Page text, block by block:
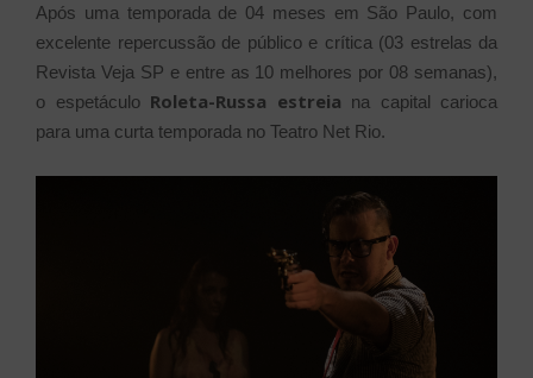
Após uma temporada de 04 meses em São Paulo, com
excelente repercussão de público e crítica (03 estrelas da
Revista Veja SP e entre as 10 melhores por 08 semanas),
o espetáculo Roleta-Russa estreia na capital carioca
para uma curta temporada no Teatro Net Rio.